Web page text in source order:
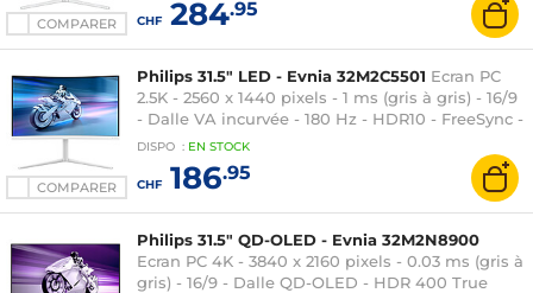
COMPARER CHF284.95
COMPARER
Philips 31.5" LED - Evnia 32M2C5501 Ecran PC
2.5K - 2560 x 1440 pixels - 1 ms (gris à gris) - 16/9
- Dalle VA incurvée - 180 Hz - HDR10 - FreeSync -
HDMI/DisplayPort - RGB Ambiglow - Réglage en
hauteur - Blanc
DISPO : EN STOCK
CHF186.95
Philips 31.5" QD-OLED - Evnia 32M2N8900
Ecran PC 4K - 3840 x 2160 pixels - 0.03 ms (gris à
gris) - 16/9 - Dalle QD-OLED - HDR 400 True